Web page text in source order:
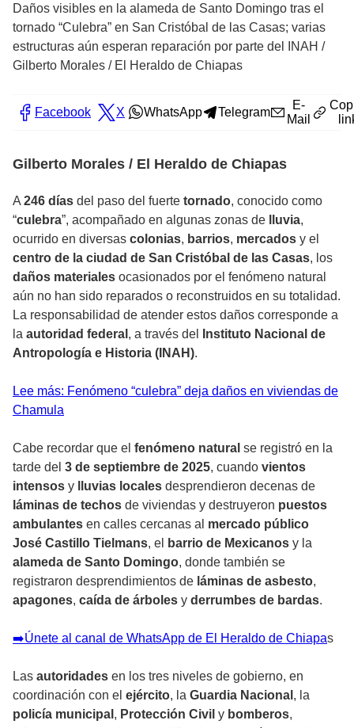
Daños visibles en la alameda de Santo Domingo tras el
tornado “Culebra” en San Cristóbal de las Casas; varias
estructuras aún esperan reparación por parte del INAH /
Gilberto Morales / El Heraldo de Chiapas
Facebook X WhatsApp Telegram
E-
Mail
Gilberto Morales / El Heraldo de Chiapas
A 246 días del paso del fuerte tornado, conocido como
“culebra”, acompañado en algunas zonas de lluvia,
ocurrido en diversas colonias, barrios, mercados y el
centro de la ciudad de San Cristóbal de las Casas, los
daños materiales ocasionados por el fenómeno natural
aún no han sido reparados o reconstruidos en su totalidad.
La responsabilidad de atender estos daños corresponde a
la autoridad federal , a través del
Instituto Nacional de
Antropología e Historia (INAH).
Lee más: Fenómeno “culebra” deja daños en viviendas de
Chamula
Cabe recordar que el fenómeno natural se registró en la
tarde del 3 de septiembre de 2025, cuando vientos
intensos y lluvias locales desprendieron decenas de
láminas de techos de viviendas y destruyeron puestos
ambulantes en calles cercanas al mercado público
José Castillo Tielmans, el barrio de Mexicanos y la
alameda de Santo Domingo, donde también se
registraron desprendimientos de láminas de asbesto,
apagones, caída de árboles y derrumbes de bardas.
➡️Únete al canal de WhatsApp de El Heraldo de Chiapas
Las autoridades en los tres niveles de gobierno, en
coordinación con el ejército, la Guardia Nacional , la
policía municipal , Protección Civil y bomberos,